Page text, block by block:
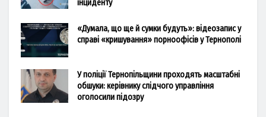
інциденту
«Думала, що ще й сумки будуть»: відеозапис у
справі «кришування» порноофісів у Тернополі
У поліції Тернопільщини проходять масштабні
обшуки: керівнику слідчого управління
оголосили підозру